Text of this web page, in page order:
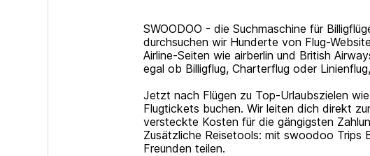
SWOODOO - die Suchmaschine für
durchsuchen wir Hunderte von Flug-
Airline-Seiten wie airberlin und British
egal ob Billigflug, Charterflug oder
Jetzt nach Flügen zu Top-Urlaubszielen
Flugtickets buchen. Wir leiten dich direkt
versteckte Kosten für die gängigsten
Zusätzliche Reisetools: mit swoodoo Trips
Freunden teilen.